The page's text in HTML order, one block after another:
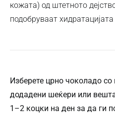
кожата) од штетното
подобруваат
Изберете црно чоколадо со
додадени шеќери или
1–2 коцки на ден за да ги